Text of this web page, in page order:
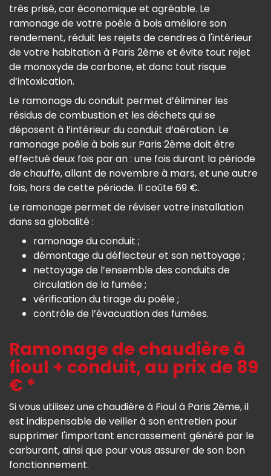
très prisé, car économique et agréable. Le
ramonage de votre poêle à bois améliore son
rendement, réduit les rejets de cendres à l'intérieur
de votre habitation à Paris 2ème et évite tout rejet
de monoxyde de carbone, et donc tout risque
d’intoxication.
Le ramonage du conduit permet d’éliminer les
résidus de combustion et les déchets qui se
déposent à l’intérieur du conduit d’aération. Le
ramonage poêle à bois sur Paris 2ème doit être
effectué deux fois par an : une fois durant la période
de chauffe, allant de novembre à mars, et une autre
fois, hors de cette période. Il coûte 69 €.
Le ramonage permet de réviser votre installation
dans sa globalité :
ramonage du conduit ;
démontage du déflecteur et son nettoyage ;
nettoyage de l’ensemble des conduits de
circulation de la fumée ;
vérification du tirage du poêle ;
contrôle de l’évacuation des fumées.
Ramonage de chaudière à
fioul + conduit, au prix de 89
€ *
Si vous utilisez une chaudière à Fioul à Paris 2ème, il
est indispensable de veiller à son entretien pour
supprimer l'important encrassement généré par le
carburant, ainsi que pour vous assurer de son bon
fonctionnement.